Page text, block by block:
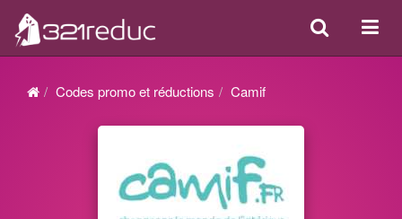
ou
Search
Codes promo et réductions Camif